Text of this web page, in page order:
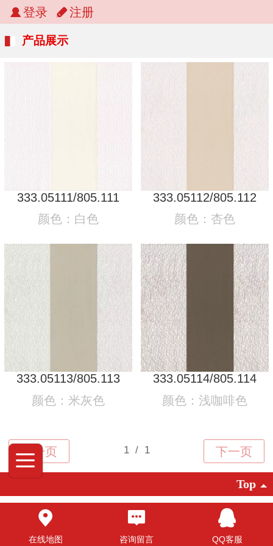
登录 注册
产品展示
333.05111/805.111
颜色：白色
333.05112/805.112
颜色：杏色
333.05113/805.113
颜色：米灰色
333.05114/805.114
颜色：浅咖啡色
Top
©2025 广东创明遮阳科技有限公司 版权
在线地图 咨询留言 QQ客服